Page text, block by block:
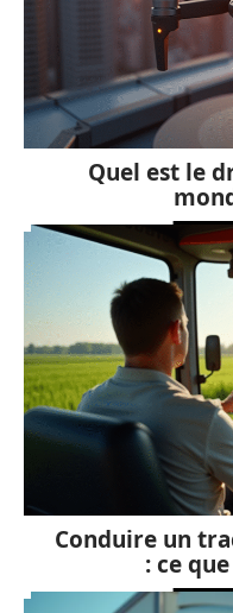
Quel est le
Conduire un
: ce